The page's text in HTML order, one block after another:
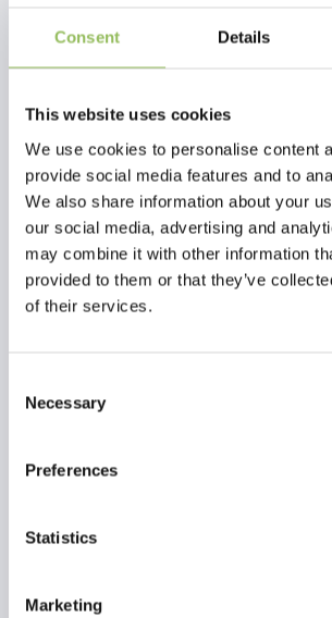
Consent Details
This website uses cookies
We use cookies to personalise content
provide social media features and to
We also share information about your
our social media, advertising and
may combine it with other information
provided to them or that they’ve
of their services.
Selection
Necessary
Preferences
Statistics
Marketing
€42,95